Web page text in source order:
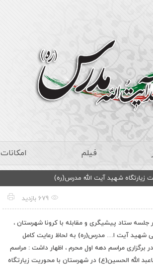
فیلم امکانات
زیارتگاه شهید آیت الله مدرس(ره)
679 بازدید
ستاد پیشیگری و مقابله با کرونا شهرستان ،
شهید آیت ا… مدرس(ره) به لحاظ رعایت کامل
برگزاری مراسم دهه اول محرم ، اظهار داشت : مراسم
الله الحسین(ع) در شهرستان با محوریت زیارتگاه